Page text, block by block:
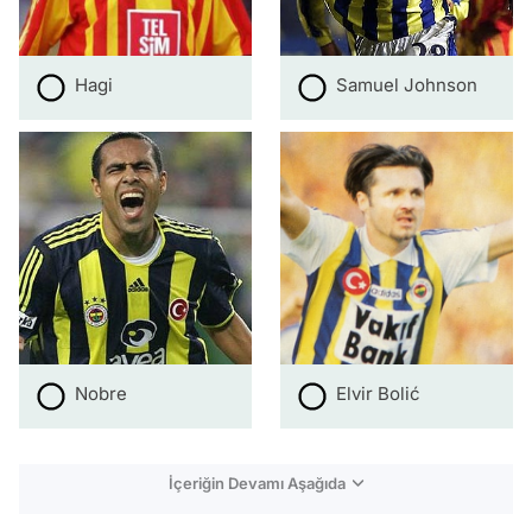
Hagi Samuel Johnson
Nobre Elvir Bolić
İçeriğin Devamı Aşağıda